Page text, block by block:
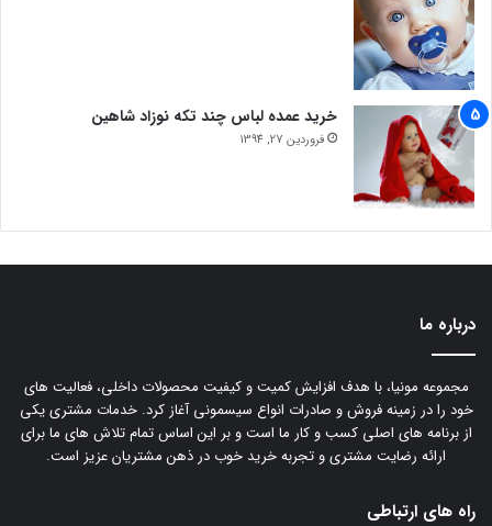
خرید عمده لباس چند تکه نوزاد شاهین
فروردین 27, 1394
درباره ما
مجموعه مونیا، با هدف افزایش کمیت و کیفیت محصولات داخلی، فعالیت های
خود را در زمینه فروش و صادرات انواع سیسمونی آغاز کرد. خدمات مشتری یکی
از برنامه های اصلی کسب و کار ما است و بر این اساس تمام تلاش های ما برای
ارائه رضایت مشتری و تجربه خرید خوب در ذهن مشتریان عزیز است.
راه های ارتباطی